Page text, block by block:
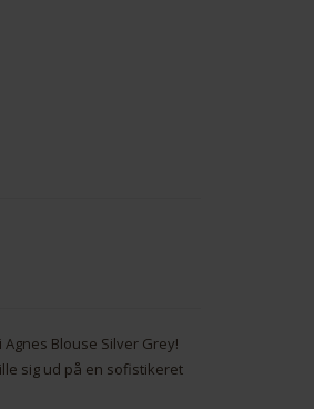
Blouse Silver Grey!
sig ud på en sofistikeret